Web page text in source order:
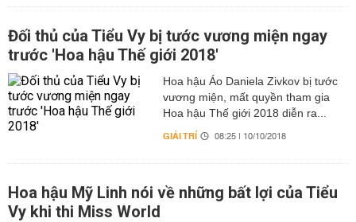
Đối thủ của Tiểu Vy bị tước vương miện ngay
trước 'Hoa hậu Thế giới 2018'
Hoa hậu Áo Daniela Zivkov bị tước
vương miện, mất quyền tham gia
Hoa hậu Thế giới 2018 diễn ra...
GIẢI TRÍ 08:25 | 10/10/2018
Hoa hậu Mỹ Linh nói về những bất lợi của Tiểu
Vy khi thi Miss World